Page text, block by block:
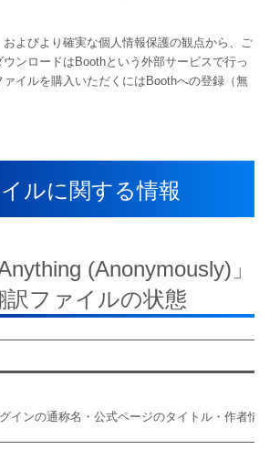
よびより確実な個人情報保護の観点から、ご
ンロードはBoothという外部サービスで行っ
イルを購入いただくにはBoothへの登録（無
ルに関する情報
(Anonymously) 」
訳ファイルの状態
インの通称名・公式ページのタイトル・作者情